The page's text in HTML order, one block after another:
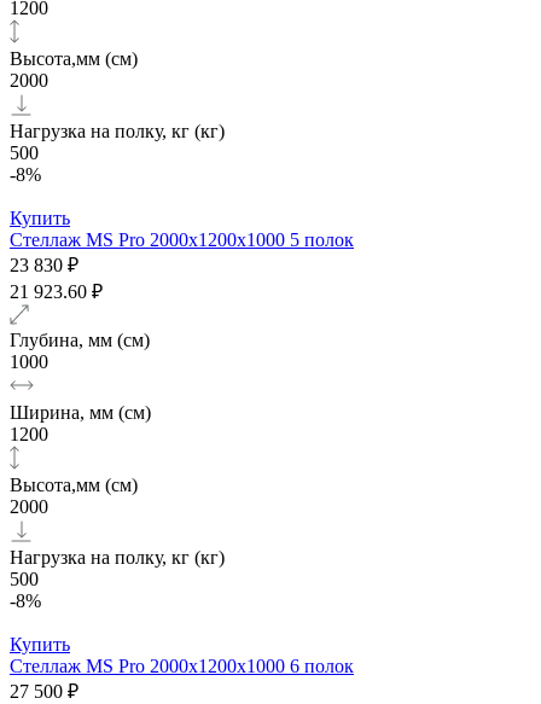
1200
Высота,мм (см)
2000
Нагрузка на полку, кг (кг)
500
-8%
Купить
Стеллаж MS Pro 2000х1200x1000 5 полок
23 830 ₽
21 923.60 ₽
Глубина, мм (см)
1000
Ширина, мм (см)
1200
Высота,мм (см)
2000
Нагрузка на полку, кг (кг)
500
-8%
Купить
Стеллаж MS Pro 2000х1200x1000 6 полок
27 500 ₽